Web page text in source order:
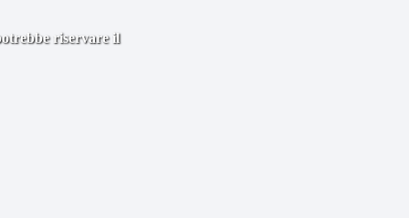
riservare il